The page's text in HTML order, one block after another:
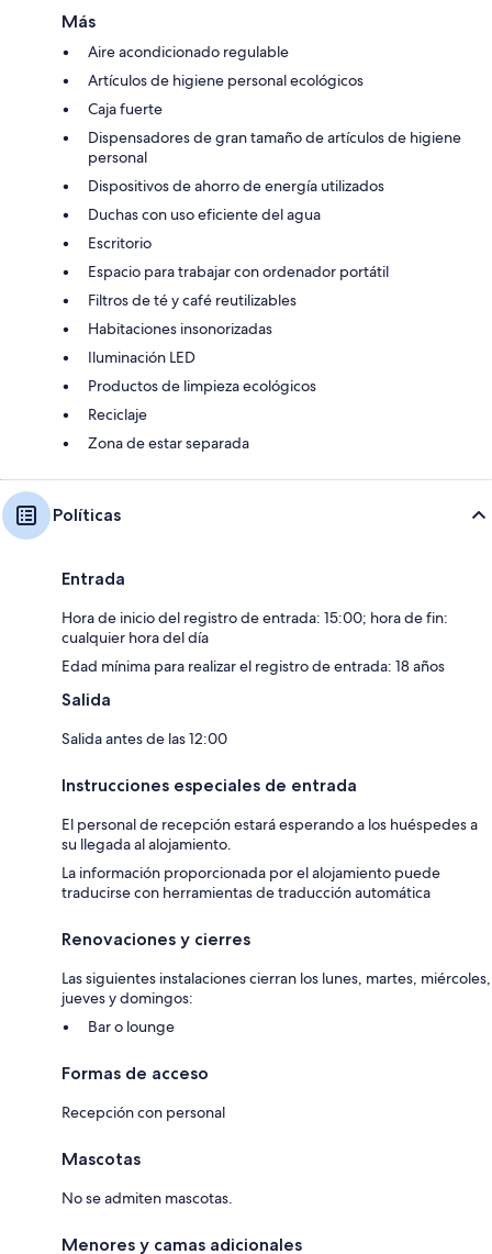
Más
Aire acondicionado regulable
Artículos de higiene personal ecológicos
Caja fuerte
Dispensadores de gran tamaño de artículos de higiene
personal
Dispositivos de ahorro de energía utilizados
Duchas con uso eficiente del agua
Escritorio
Espacio para trabajar con ordenador portátil
Filtros de té y café reutilizables
Habitaciones insonorizadas
Iluminación LED
Productos de limpieza ecológicos
Reciclaje
Zona de estar separada
Políticas
Entrada
Hora de inicio del registro de entrada: 15:00; hora de fin:
cualquier hora del día
Edad mínima para realizar el registro de entrada: 18 años
Salida
Salida antes de las 12:00
Instrucciones especiales de entrada
El personal de recepción estará esperando a los huéspedes a
su llegada al alojamiento.
La información proporcionada por el alojamiento puede
traducirse con herramientas de traducción automática
Renovaciones y cierres
Las siguientes instalaciones cierran los lunes, martes, miércoles,
jueves y domingos:
Bar o lounge
Formas de acceso
Recepción con personal
Mascotas
No se admiten mascotas.
Menores y camas adicionales